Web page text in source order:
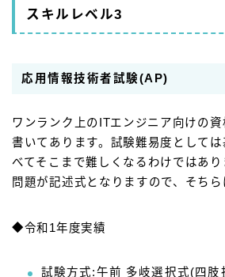
スキルレベル3
応用情報技術者試験(AP)
ワンランク上のITエンジニア向けの
書いてあります。試験難易度として
べてそこまで難しくなるわけではあ
問題が記述式となりますので、そちら
◆令和1年度実績
試験方式:午前 多岐選択式(四